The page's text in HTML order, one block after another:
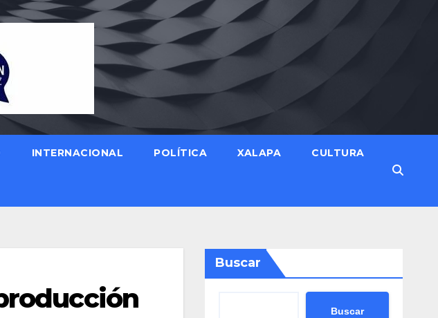
INTERNACIONAL POLÍTICA XALAPA CULTURA
Buscar
Buscar